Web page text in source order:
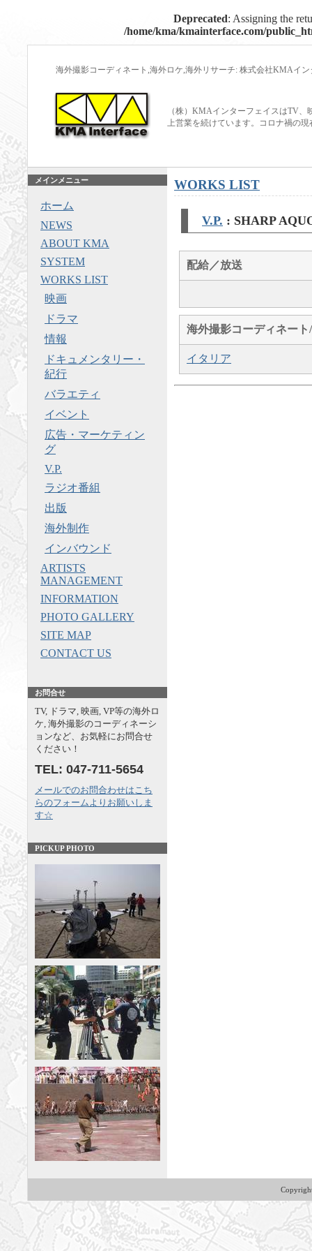
Deprecated: Assigning the
/home/kma/kmainterface.com/
海外撮影コーディネート,海外ロケ,海外リサーチ: 株式会社KMAイ
（株）KMAインターフェイスはTV
上営業を続けています。コロナ禍の
WORKS LIST
V.P. : SHARP
配給／放送
海外撮影コーディネー
イタリア
メインメニュー
ホーム
NEWS
ABOUT KMA
SYSTEM
WORKS LIST
映画
ドラマ
情報
ドキュメンタリー・
紀行
バラエティ
イベント
広告・マーケティン
グ
V.P.
ラジオ番組
出版
海外制作
インバウンド
ARTISTS
MANAGEMENT
INFORMATION
PHOTO GALLERY
SITE MAP
CONTACT US
お問合せ
TV, ドラマ, 映画, VP等の海外ロ
ケ, 海外撮影のコーディネーシ
ョンなど、お気軽にお問合せ
ください！
TEL: 047-711-5654
メールでのお問合わせはこち
らのフォームよりお願いしま
す☆
PICKUP PHOTO